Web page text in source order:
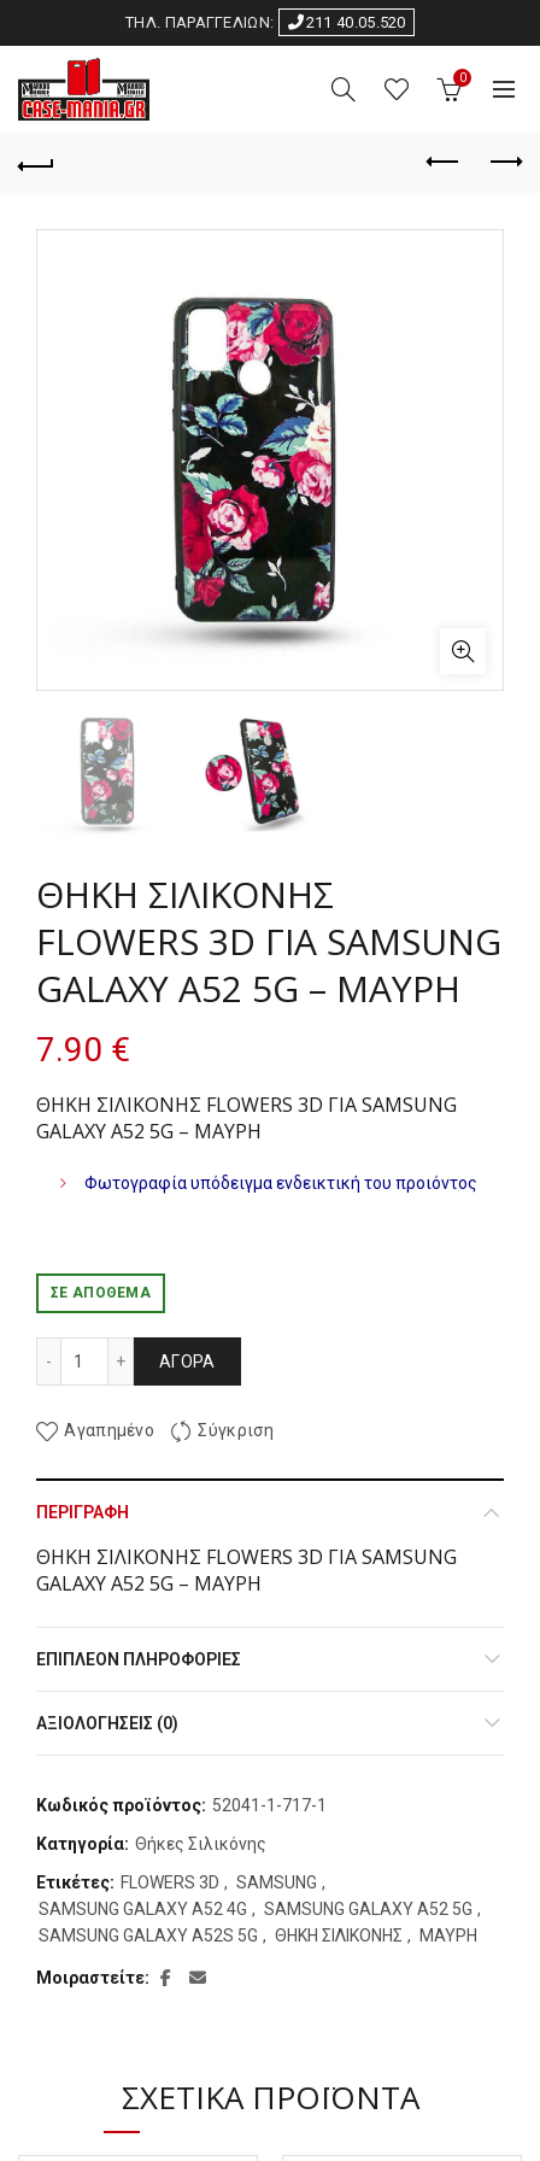
ΤΗΛ. ΠΑΡΑΓΓΕΛΙΩΝ: 211 40.05.520
0
ΘΗΚΗ ΣΙΛΙΚΟΝΗΣ
FLOWERS 3D ΓΙΑ SAMSUNG
GALAXY A52 5G – ΜΑΥΡΗ
7.90 €
ΘΗΚΗ ΣΙΛΙΚΟΝΗΣ FLOWERS 3D ΓΙΑ SAMSUNG
GALAXY A52 5G – ΜΑΥΡΗ
Φωτογραφία υπόδειγμα ενδεικτική του προιόντος
ΣΕ ΑΠΌΘΕΜΑ
ΘΗΚΗ ΣΙΛΙΚΟΝΗΣ FLOWERS 3D ΓΙΑ SAMSUNG GALAXY
ΑΓΟΡΆ
Αγαπημένο Σύγκριση
ΠΕΡΙΓΡΑΦΉ
ΘΗΚΗ ΣΙΛΙΚΟΝΗΣ FLOWERS 3D ΓΙΑ SAMSUNG
GALAXY A52 5G – ΜΑΥΡΗ
ΕΠΙΠΛΈΟΝ ΠΛΗΡΟΦΟΡΊΕΣ
ΑΞΙΟΛΟΓΉΣΕΙΣ (0)
Κωδικός προϊόντος: 52041-1-717-1
Κατηγορία: Θήκες Σιλικόνης
Ετικέτες: FLOWERS 3D , SAMSUNG ,
SAMSUNG GALAXY A52 4G , SAMSUNG GALAXY A52 5G ,
SAMSUNG GALAXY A52S 5G , ΘΗΚΗ ΣΙΛΙΚΟΝΗΣ , ΜΑΥΡΗ
Μοιραστείτε
ΣΧΕΤΙΚΆ ΠΡΟΪΌΝΤΑ